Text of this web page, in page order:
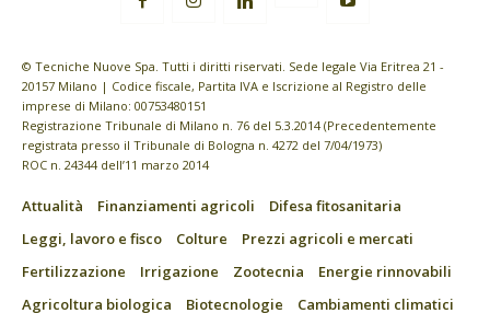
© Tecniche Nuove Spa. Tutti i diritti riservati. Sede legale Via Eritrea 21 -
20157 Milano | Codice fiscale, Partita IVA e Iscrizione al Registro delle
imprese di Milano: 00753480151
Registrazione Tribunale di Milano n. 76 del 5.3.2014 (Precedentemente
registrata presso il Tribunale di Bologna n. 4272 del 7/04/1973)
ROC n. 24344 dell’11 marzo 2014
Attualità Finanziamenti agricoli
Difesa fitosanitaria
Leggi, lavoro e fisco
Colture
Prezzi agricoli e mercati
Fertilizzazione
Irrigazione Zootecnia
Energie rinnovabili
Agricoltura biologica
Biotecnologie
Cambiamenti climatici